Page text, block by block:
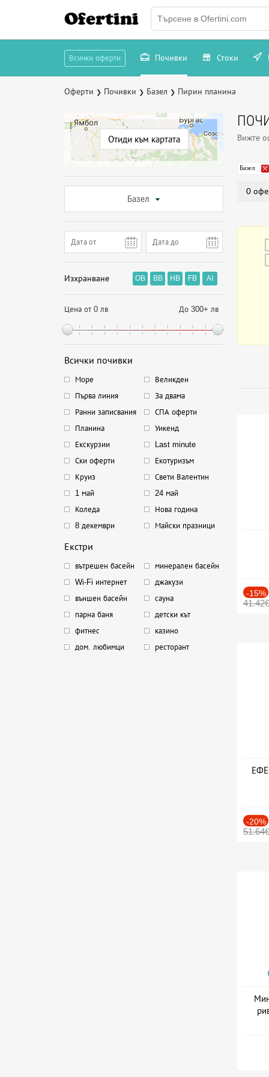
Ofertini
Всички оферти Почивки Стоки
Оферти ❯ Почивки ❯ Базел ❯ Пирин планина
Отиди към картата
Базел
Изхранване OB BB HB FB AI
Цена от 0 лв До 300+ лв
Всички почивки
Море
Великден
Първа линия
За двама
Ранни записвания
СПА оферти
Планина
Уикенд
Екскурзии
Last minute
Ски оферти
Екотуризъм
Круиз
Свети Валентин
1 май
24 май
Коледа
Нова година
8 декември
Майски празници
Екстри
вътрешен басейн
минерален басейн
Wi-Fi интернет
джакузи
външен басейн
сауна
парна баня
детски кът
фитнес
казино
дом. любимци
ресторант
Вижте
Базел
0
-15%
41.42€
-20%
51.64€